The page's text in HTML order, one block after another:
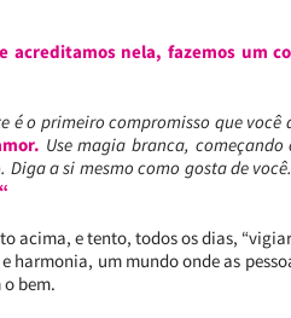
acreditamos nela, fazemos um
o primeiro compromisso que você
Use magia branca, começando
. Diga a si mesmo como gosta de
“
acima, e tento, todos os dias,
harmonia, um mundo onde as
o bem.